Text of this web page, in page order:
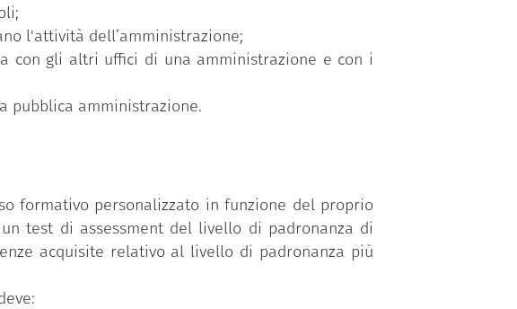
l'attività dell’amministrazione;
con gli altri uffici di una amministrazione e con i
pubblica amministrazione.
formativo personalizzato in funzione del proprio
test di assessment del livello di padronanza di
acquisite relativo al livello di padronanza più